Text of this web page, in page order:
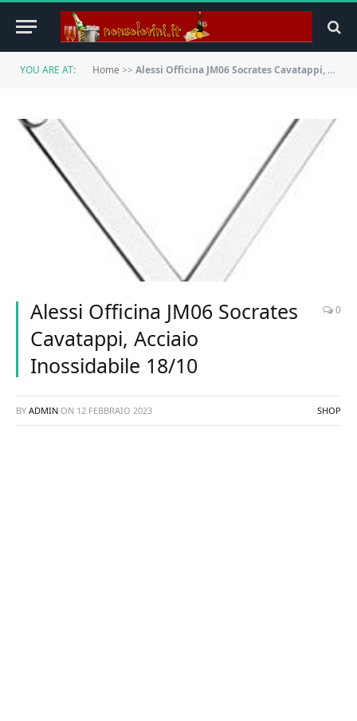
YOU ARE AT: Home >> Alessi Officina JM06 Socrates Cavatappi, Acciaio Inossidabile 18/10
Alessi Officina JM06 Socrates
Cavatappi, Acciaio
Inossidabile 18/10
0
BY ADMIN ON 12 FEBBRAIO 2023 SHOP